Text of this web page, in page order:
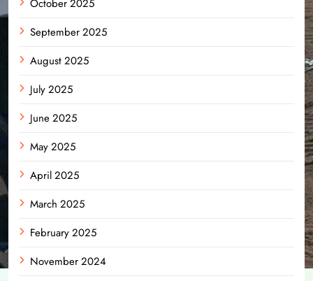
October 2025
September 2025
August 2025
July 2025
June 2025
May 2025
April 2025
March 2025
February 2025
November 2024